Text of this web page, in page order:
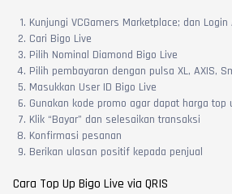
Kunjungi VCGamers Marketplace; dan Login
Cari Bigo Live
Pilih Nominal Diamond Bigo Live
Pilih pembayaran dengan pulsa XL, AXIS,
Masukkan User ID Bigo Live
Gunakan kode promo agar dapat harga top
Klik “Bayar” dan selesaikan transaksi
Konfirmasi pesanan
Berikan ulasan positif kepada penjual
Cara Top Up Bigo Live via QRIS